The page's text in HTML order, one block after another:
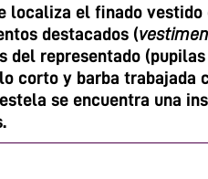
localiza el finado
destacados (
del representado
corto y barba trabajada
se encuentra una